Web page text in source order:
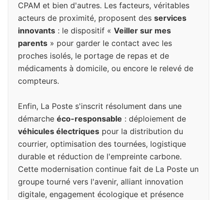
CPAM et bien d'autres. Les facteurs, véritables
acteurs de proximité, proposent des services
innovants : le dispositif « Veiller sur mes
parents » pour garder le contact avec les
proches isolés, le portage de repas et de
médicaments à domicile, ou encore le relevé de
compteurs.
Enfin, La Poste s'inscrit résolument dans une
démarche éco-responsable : déploiement de
véhicules électriques pour la distribution du
courrier, optimisation des tournées, logistique
durable et réduction de l'empreinte carbone.
Cette modernisation continue fait de La Poste un
groupe tourné vers l'avenir, alliant innovation
digitale, engagement écologique et présence